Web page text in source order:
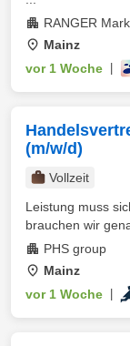
RANGER
Mainz
vor 1 Woche
(m/w/d)
Vollzeit
Leistung muss
brauchen wir
PHS group
Mainz
vor 1 Woche